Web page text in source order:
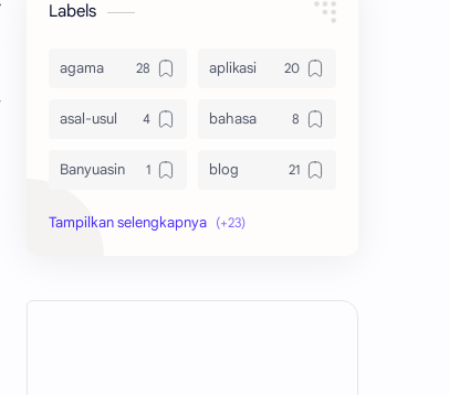
Labels
agama aplikasi
asal-usul bahasa
Banyuasin blog
bola ekonomi